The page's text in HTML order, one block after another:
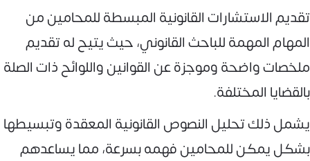
تقديم الاستشارات القانونية المبسطة للمحامين من
المهام المهمة للباحث القانوني، حيث يتيح له تقديم
ملخصات واضحة وموجزة عن القوانين واللوائح ذات الصلة
بالقضايا المختلفة.
يشمل ذلك تحليل النصوص القانونية المعقدة وتبسيطها
بشكل يمكن للمحامين فهمه بسرعة، مما يساعدهم